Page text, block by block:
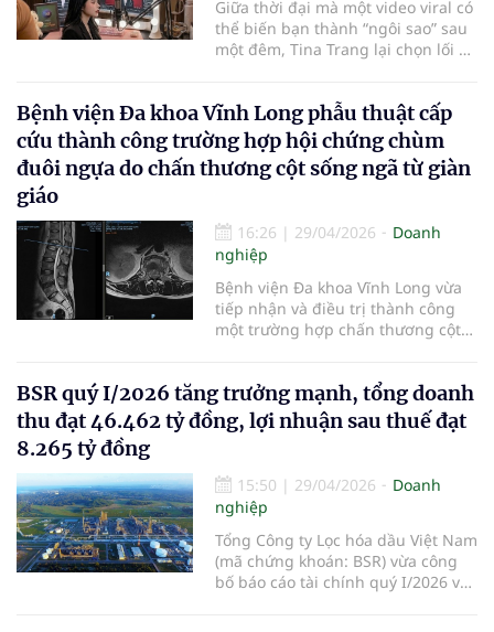
Giữa thời đại mà một video viral có
thể biến bạn thành “ngôi sao” sau
một đêm, Tina Trang lại chọn lối đi
livestream đầy năng lượng là hành
trình của một cô gái trẻ đi tìm định
nghĩa về sự kết nối thật sự giữa thế
giới ảo.
Bệnh viện Đa khoa Vĩnh Long phẫu thuật cấp
cứu thành công trường hợp hội chứng chùm
đuôi ngựa do chấn thương cột sống ngã từ giàn
giáo
16:26 | 29/04/2026
Doanh
nghiệp
Bệnh viện Đa khoa Vĩnh Long vừa
tiếp nhận và điều trị thành công
một trường hợp chấn thương cột
lực chuyên môn trong cấp cứu và
xử trí các ca bệnh phức tạp.
BSR quý I/2026 tăng trưởng mạnh, tổng doanh
thu đạt 46.462 tỷ đồng, lợi nhuận sau thuế đạt
8.265 tỷ đồng
15:50 | 29/04/2026
Doanh
nghiệp
Tổng Công ty Lọc hóa dầu Việt Nam
(mã chứng khoán: BSR) vừa công
bố báo cáo tài chính quý I/2026 với